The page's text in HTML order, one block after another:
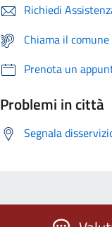
Richiedi
Chiama il
Prenota un
Problemi in città
Segnala